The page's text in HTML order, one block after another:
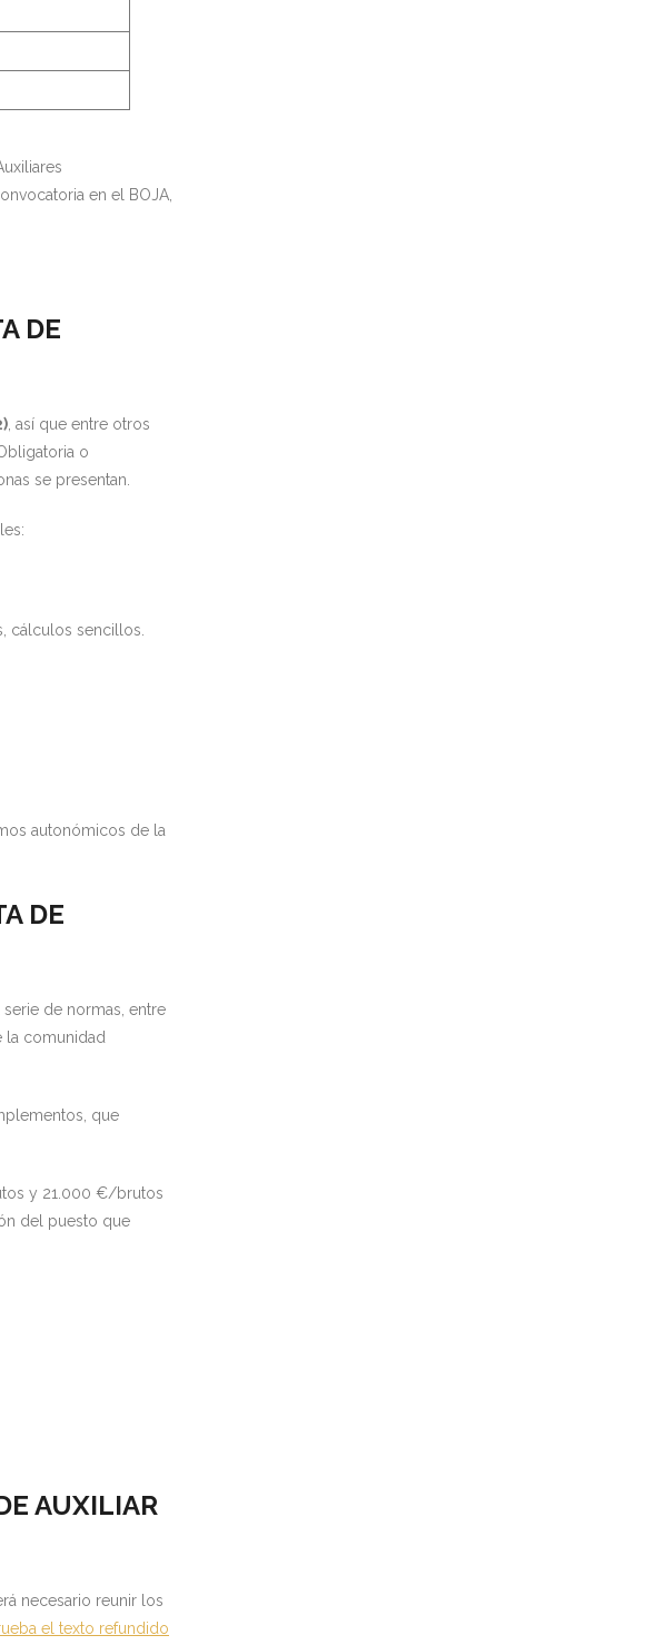
en el BOJA,
DE
, así que entre otros
o
se presentan.
cálculos sencillos.
autonómicos de la
DE
de normas, entre
la comunidad
que
y 21.000 €/brutos
del puesto que
AUXILIAR
necesario reunir los
el texto refundido